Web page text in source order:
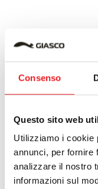
Consenso
Questo sito web
Utilizziamo i cookie
annunci, per fornire
analizzare il nostro
informazioni sul